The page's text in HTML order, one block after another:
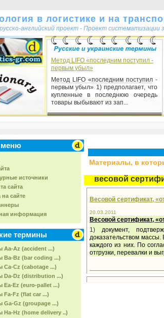
в логистике и на
английский проект - Проект
Метод LIFO «последним поступил -
первым убыл»
Метод LIFO «последним поступил -
первым убыл» 1) предполагает, что
купленные в последнюю очередь
товары выбывают из зап...
меню
источники
сайта
сайте
информация
термины
Aa-Az (accident ...)
Ba-Bz (bar coding ...)
Ca-Cz (cabotage ...)
Da-Dz (distribution ...)
Ea-Ez (euro-pallet ...)
Fa-Fz (flat car ...)
Ga-Gz (groupage ...)
Ha-Hz (home delivery ..)
Материалы, в
весовой
Весовой сертификат,
20.03.2011
Весовой сертификат,
1) документ,
доказательством
каждого из них. По
отгрузки, перевалки и